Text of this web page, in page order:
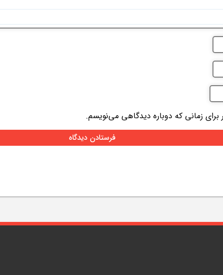
زمانی که دوباره دیدگاهی می‌نویسم.